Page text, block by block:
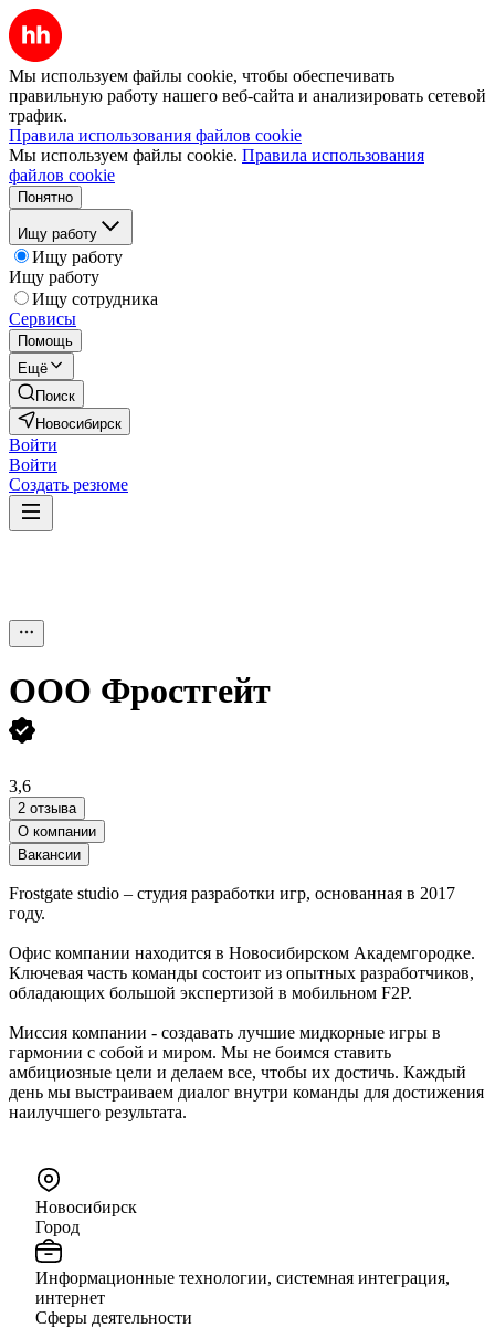
Мы используем файлы cookie, чтобы обеспечивать
правильную работу нашего веб-сайта и анализировать сетевой
трафик.
Правила использования файлов cookie
Мы используем файлы cookie. Правила использования
файлов cookie
Понятно
Ищу работу
Ищу работу
Ищу работу
Ищу сотрудника
Сервисы
Помощь
Ещё
Поиск
Новосибирск
Войти
Войти
Создать резюме
ООО Фростгейт
3,6
2 отзыва
О компании
Вакансии
Frostgate studio – студия разработки игр, основанная в 2017
году.
Офис компании находится в Новосибирском Академгородке.
Ключевая часть команды состоит из опытных разработчиков,
обладающих большой экспертизой в мобильном F2P.
Миссия компании - создавать лучшие мидкорные игры в
гармонии с собой и миром. Мы не боимся ставить
амбициозные цели и делаем все, чтобы их достичь. Каждый
день мы выстраиваем диалог внутри команды для достижения
наилучшего результата.
Новосибирск
Город
Информационные технологии, системная интеграция,
интернет
Сферы деятельности